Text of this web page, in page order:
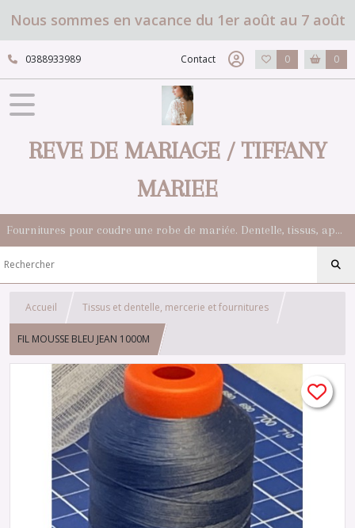
Nous sommes en vacance du 1er août au 7 août
0388933989 Contact 0 0
REVE DE MARIAGE / TIFFANY
MARIEE
Fournitures pour coudre une robe de mariée. Dentelle, tissus, appliqués, galons, boutons. Robes et accessoires pour la mariée.
Accueil Tissus et dentelle, mercerie et fournitures
FIL MOUSSE BLEU JEAN 1000M